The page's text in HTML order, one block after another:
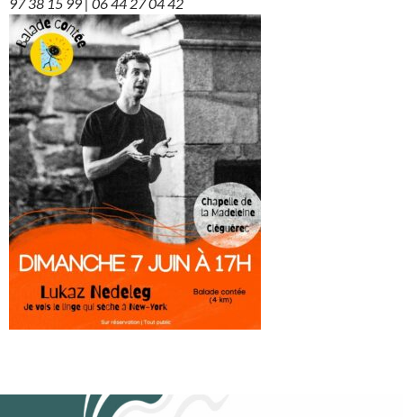
97 38 15 99 | 06 44 27 04 42